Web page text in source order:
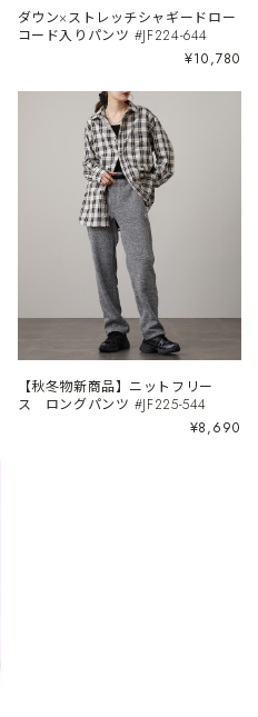
ダウン×ストレッチシャギードロー
コード入りパンツ #JF224-644
¥10,780
【秋冬物新商品】ニットフリー
ス ロングパンツ #JF225-544
¥8,690